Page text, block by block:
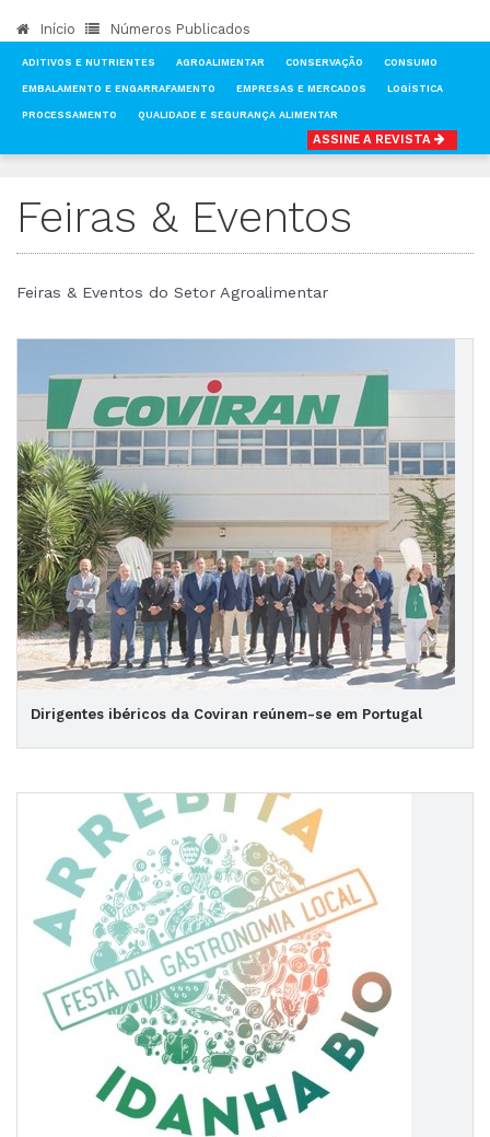
Início Números Publicados
ADITIVOS E NUTRIENTES AGROALIMENTAR CONSERVAÇÃO CONSUMO
EMBALAMENTO E ENGARRAFAMENTO EMPRESAS E MERCADOS LOGÍSTICA
PROCESSAMENTO QUALIDADE E SEGURANÇA ALIMENTAR
ASSINE A REVISTA
Feiras & Eventos
Feiras & Eventos do Setor Agroalimentar
Dirigentes ibéricos da Coviran reúnem-se em Portugal